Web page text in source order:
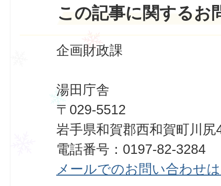
この記事に関するお
企画財政課
湯田庁舎
〒029-5512
岩手県和賀郡西和賀町川
電話番号：0197-82-3284
メールでのお問い合わせ